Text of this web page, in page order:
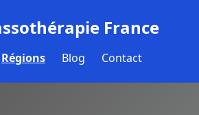
France
Régions Blog Contact